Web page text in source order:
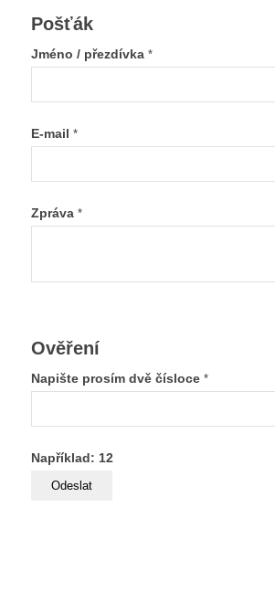
Pošťák
Jméno / přezdívka *
E-mail *
Zpráva *
Ověření
Napište prosím dvě čísloce *
Například: 12